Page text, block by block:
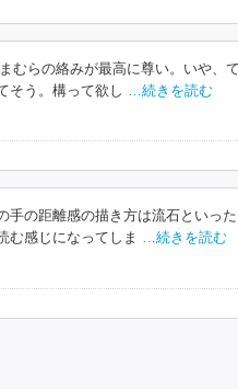
むらの絡みが最高に尊い。いや、
そう。構って欲し
…続きを読む
の距離感の描き方は流石といっ
む感じになってしま …続きを読む